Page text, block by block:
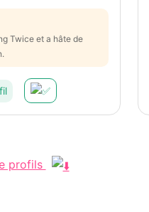
Twice et a hâte de
profils